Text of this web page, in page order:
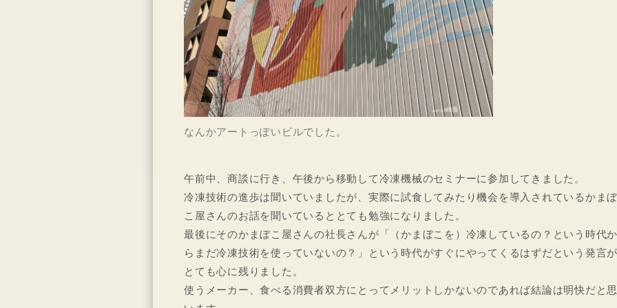
なんかアートっぽいビルでした。
午前中、商談に行き、午後から移動して冷凍機械のセミナーに参加してきました。
冷凍技術の進歩は聞いていましたが、実際に試食してみたり機会を導入されているかまぼ
こ屋さんのお話を聞いているととても勉強になりました。
最後にそのかまぼこ屋さんの社長さんが「（かまぼこを）冷凍しているの？という時代か
らまだ冷凍技術を使っていないの？」という時代がすぐにやってくるはずだという発言が
とても心に残りました。
使うメーカー、食べる消費者双方にとってメリットしかないのであれば結論は明快だと思